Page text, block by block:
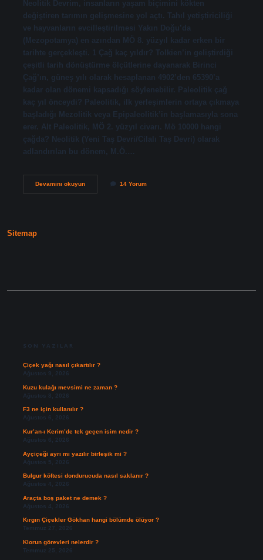
Neolitik Devrim, insanların yaşam biçimini kökten
değiştiren tarımın gelişmesine yol açtı. Tahıl yetiştiriciliği
ve hayvanların evcilleştirilmesi Yakın Doğu’da
(Mezopotamya) en azından MÖ 8. yüzyıl kadar erken bir
tarihte gerçekleşti. 1 Çağ kaç yıldır? Tolkien’in geliştirdiği
çeşitli tarih dönüştürme ölçütlerine dayanarak Birinci
Çağ’ın, güneş yılı olarak hesaplanan 4902’den 65390’a
kadar olan dönemi kapsadığı söylenebilir. Paleolitik çağ
kaç yıl önceydi? Paleolitik, ilk yerleşimlerin ortaya çıkmaya
başladığı Mezolitik veya Epipaleolitik’in başlamasıyla sona
erer. Alt Paleolitik, MÖ 2. yüzyıl civarı. Mö 10000 hangi
çağda? Neolitik (Yeni Taş Devri/Cilalı Taş Devri) olarak
adlandırılan bu dönem, M.Ö.…
Devamını okuyun10
14 Yorum
Sitemap
SON YAZILAR
Çiçek yağı nasıl çıkartılır ?
Ağustos 9, 2026
Kuzu kulağı mevsimi ne zaman ?
Ağustos 8, 2026
F3 ne için kullanılır ?
Ağustos 6, 2026
Kur’an-ı Kerim’de tek geçen isim nedir ?
Ağustos 6, 2026
Ayçiçeği ayrı mı yazılır birleşik mi ?
Ağustos 5, 2026
Bulgur köftesi dondurucuda nasıl saklanır ?
Ağustos 4, 2026
Araçta boş paket ne demek ?
Ağustos 4, 2026
Kırgın Çiçekler Gökhan hangi bölümde ölüyor ?
Temmuz 27, 2026
Klorun görevleri nelerdir ?
Temmuz 25, 2026